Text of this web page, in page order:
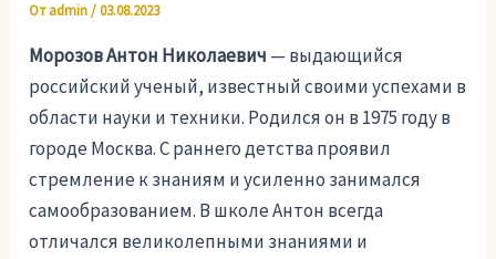
Отadmin/03.08.2023
Морозов Антон Николаевич — выдающийся
российский ученый, известный своими успехами в
области науки и техники. Родился он в 1975 году в
городе Москва. С раннего детства проявил
стремление к знаниям и усиленно занимался
самообразованием. В школе Антон всегда
отличался великолепными знаниями и